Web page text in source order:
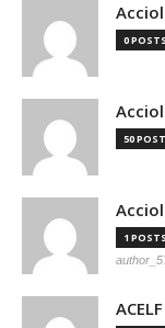
0 POSTS
50
1 POSTS
ACELF